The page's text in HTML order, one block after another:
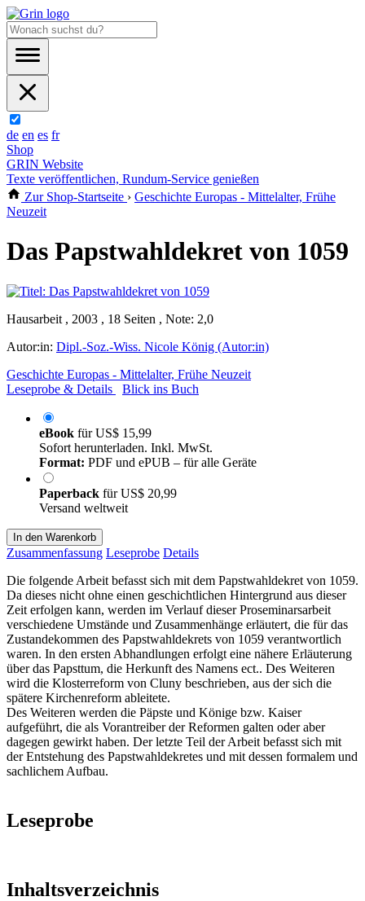
de en es fr
Shop
GRIN Website
Texte veröffentlichen, Rundum-Service genießen
Zur Shop-Startseite › Geschichte Europas - Mittelalter, Frühe
Neuzeit
Das Papstwahldekret von 1059
Hausarbeit , 2003 , 18 Seiten , Note: 2,0
Autor:in: Dipl.-Soz.-Wiss. Nicole König (Autor:in)
Geschichte Europas - Mittelalter, Frühe Neuzeit
Leseprobe & Details
Blick ins Buch
eBook fürUS$ 15,99
Sofort herunterladen. Inkl. MwSt.
Format: PDF und ePUB – für alle Geräte
Paperback fürUS$ 20,99
Versand weltweit
In den Warenkorb
Zusammenfassung Leseprobe Details
Die folgende Arbeit befasst sich mit dem Papstwahldekret von 1059.
Da dieses nicht ohne einen geschichtlichen Hintergrund aus dieser
Zeit erfolgen kann, werden im Verlauf dieser Proseminarsarbeit
verschiedene Umstände und Zusammenhänge erläutert, die für das
Zustandekommen des Papstwahldekrets von 1059 verantwortlich
waren. In den ersten Abhandlungen erfolgt eine nähere Erläuterung
über das Papsttum, die Herkunft des Namens ect.. Des Weiteren
wird die Klosterreform von Cluny beschrieben, aus der sich die
spätere Kirchenreform ableitete.
Des Weiteren werden die Päpste und Könige bzw. Kaiser
aufgeführt, die als Vorantreiber der Reformen galten oder aber
dagegen gewirkt haben. Der letzte Teil der Arbeit befasst sich mit
der Entstehung des Papstwahldekretes und mit dessen formalem und
sachlichem Aufbau.
Leseprobe
Inhaltsverzeichnis